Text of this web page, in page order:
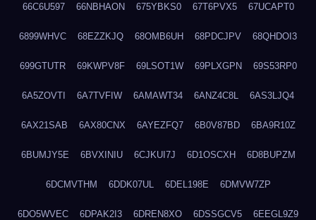
66C6U597 66NBHAON 675YBKS0 67T6PVX5 67UCAPT0
6899WHVC 68EZZKJQ 68OMB6UH 68PDCJPV 68QHDOI3
699GTUTR 69KWPV8F 69LSOT1W 69PLXGPN 69S53RP0
6A5ZOVTI 6A7TVFIW 6AMAWT34 6ANZ4C8L 6AS3LJQ4
6AX21SAB 6AX80CNX 6AYEZFQ7 6B0V87BD 6BA9R10Z
6BUMJY5E 6BVXINIU 6CJKUI7J 6D1OSCXH 6D8BUPZM
6DCMVTHM 6DDK07UL 6DEL198E 6DMVW7ZP
6DO5WVEC 6DPAK2I3 6DREN8XO 6DSSGCV5 6EEGL9Z9